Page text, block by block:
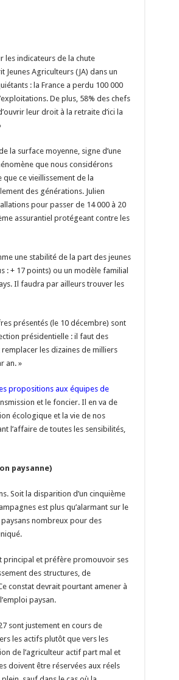
les indicateurs de la chute
Jeunes Agriculteurs (JA) dans un
: la France a perdu 100 000
De plus, 58% des chefs
leur droit à la retraite d’ici la
la surface moyenne, signe d’une
que nous considérons
que ce vieillissement de la
des générations. Julien
pour passer de 14 000 à 20
assurantiel protégeant contre les
une stabilité de la part des jeunes
: + 17 points) ou un modèle familial
Il faudra par ailleurs trouver les
présentés (le 10 décembre) sont
présidentielle : il faut des
les dizaines de milliers
an. »
propositions aux équipes de
et le foncier. Il en va de
écologique et la vie de nos
l’affaire de toutes les sensibilités,
paysanne)
Soit la disparition d’un cinquième
est plus qu’alarmant sur le
nombreux pour des
principal et préfère promouvoir ses
des structures, de
constat devrait pourtant amener à
paysan.
sont justement en cours de
les actifs plutôt que vers les
de l’agriculteur actif part mal et
doivent être réservées aux réels